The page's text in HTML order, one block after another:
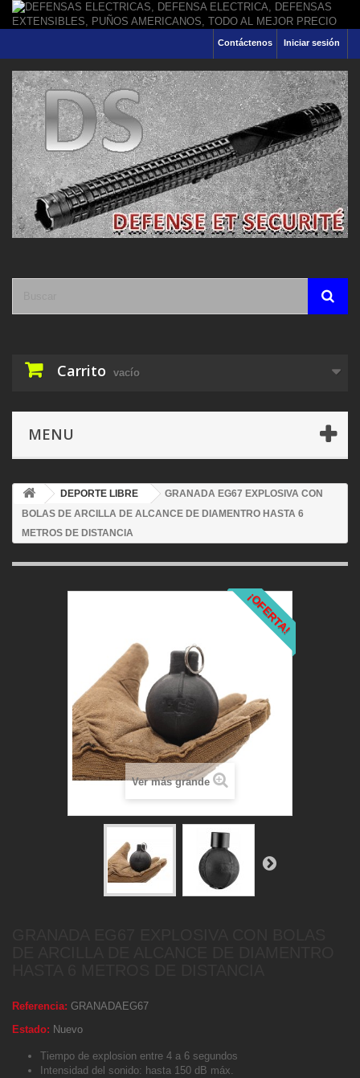
Iniciar sesión
Contáctenos
Carrito vacío
MENU
DEPORTE LIBRE
GRANADA EG67 EXPLOSIVA CON
BOLAS DE ARCILLA DE ALCANCE DE DIAMENTRO HASTA 6
METROS DE DISTANCIA
¡OFERTA!
Ver más grande
Referencia: GRANADAEG67
Estado: Nuevo
Tiempo de explosion entre 4 a 6 segundos
Intensidad del sonido: hasta 150 dB máx.